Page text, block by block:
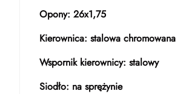
Opony: 26x1,75
Kierownica: stalowa chromowana
Wspornik kierownicy: stalowy
Siodło: na sprężynie